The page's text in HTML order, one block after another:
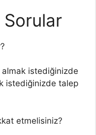
Sorular
almak istediğinizde
istediğinizde talep
etmelisiniz?